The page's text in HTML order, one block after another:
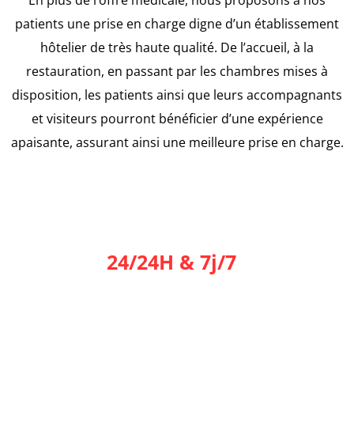
patients une prise en charge digne d’un établissement
hôtelier de très haute qualité. De l’accueil, à la
restauration, en passant par les chambres mises à
disposition, les patients ainsi que leurs accompagnants
et visiteurs pourront bénéficier d’une expérience
apaisante, assurant ainsi une meilleure prise en charge.
24/24H & 7j/7